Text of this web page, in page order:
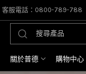
客服電話：0800-789-788
關於普德 購物中心